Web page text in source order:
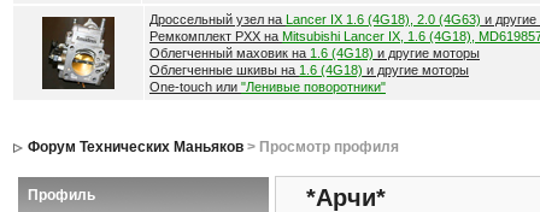
Дроссельный узел на Lancer IX 1.6 (4G18), 2.0 (4G63) и
Ремкомплект РХХ на Mitsubishi Lancer IX, 1.6 (4G18),
Облегченный маховик на 1.6 (4G18) и другие моторы
Облегченные шкивы на 1.6 (4G18) и другие моторы
One-touch или "Ленивые поворотники"
Форум Технических Маньяков> Просмотр профиля
Профиль *Арчи*